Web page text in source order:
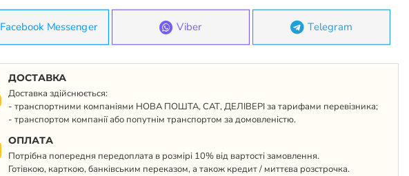
ДОСТАВКА
Доставка здійснюється:
- транспортними компаніями НОВА ПОШТА, САТ, ДЕЛІВЕРІ за тарифами перевізника;
- транспортом компанії або попутнім транспортом за домовленістю.
ОПЛАТА
Потрібна попередня передоплата в розмірі 10% від вартості замовлення.
Готівкою, карткою, банківським переказом, а також кредит / миттєва розстрочка.
Facebook Messenger Viber Telegram